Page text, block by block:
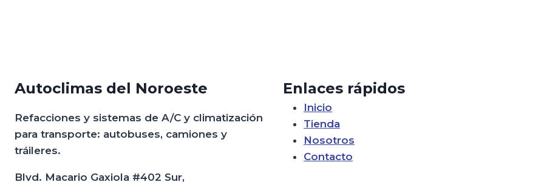
Autoclimas del Noroeste
Refacciones y sistemas de A/C y climatización
para transporte: autobuses, camiones y
tráileres.
Blvd. Macario Gaxiola #402 Sur,
Enlaces rápidos
Inicio
Tienda
Nosotros
Contacto